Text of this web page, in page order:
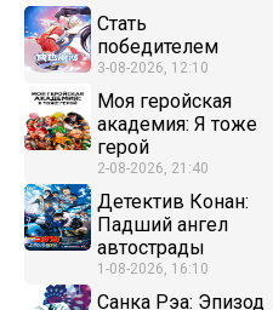
Стать
победителем
3-08-2026, 12:10
Моя геройская
академия: Я тоже
герой
2-08-2026, 21:40
Детектив Конан:
Падший ангел
автострады
1-08-2026, 16:10
Санка Рэа: Эпизод